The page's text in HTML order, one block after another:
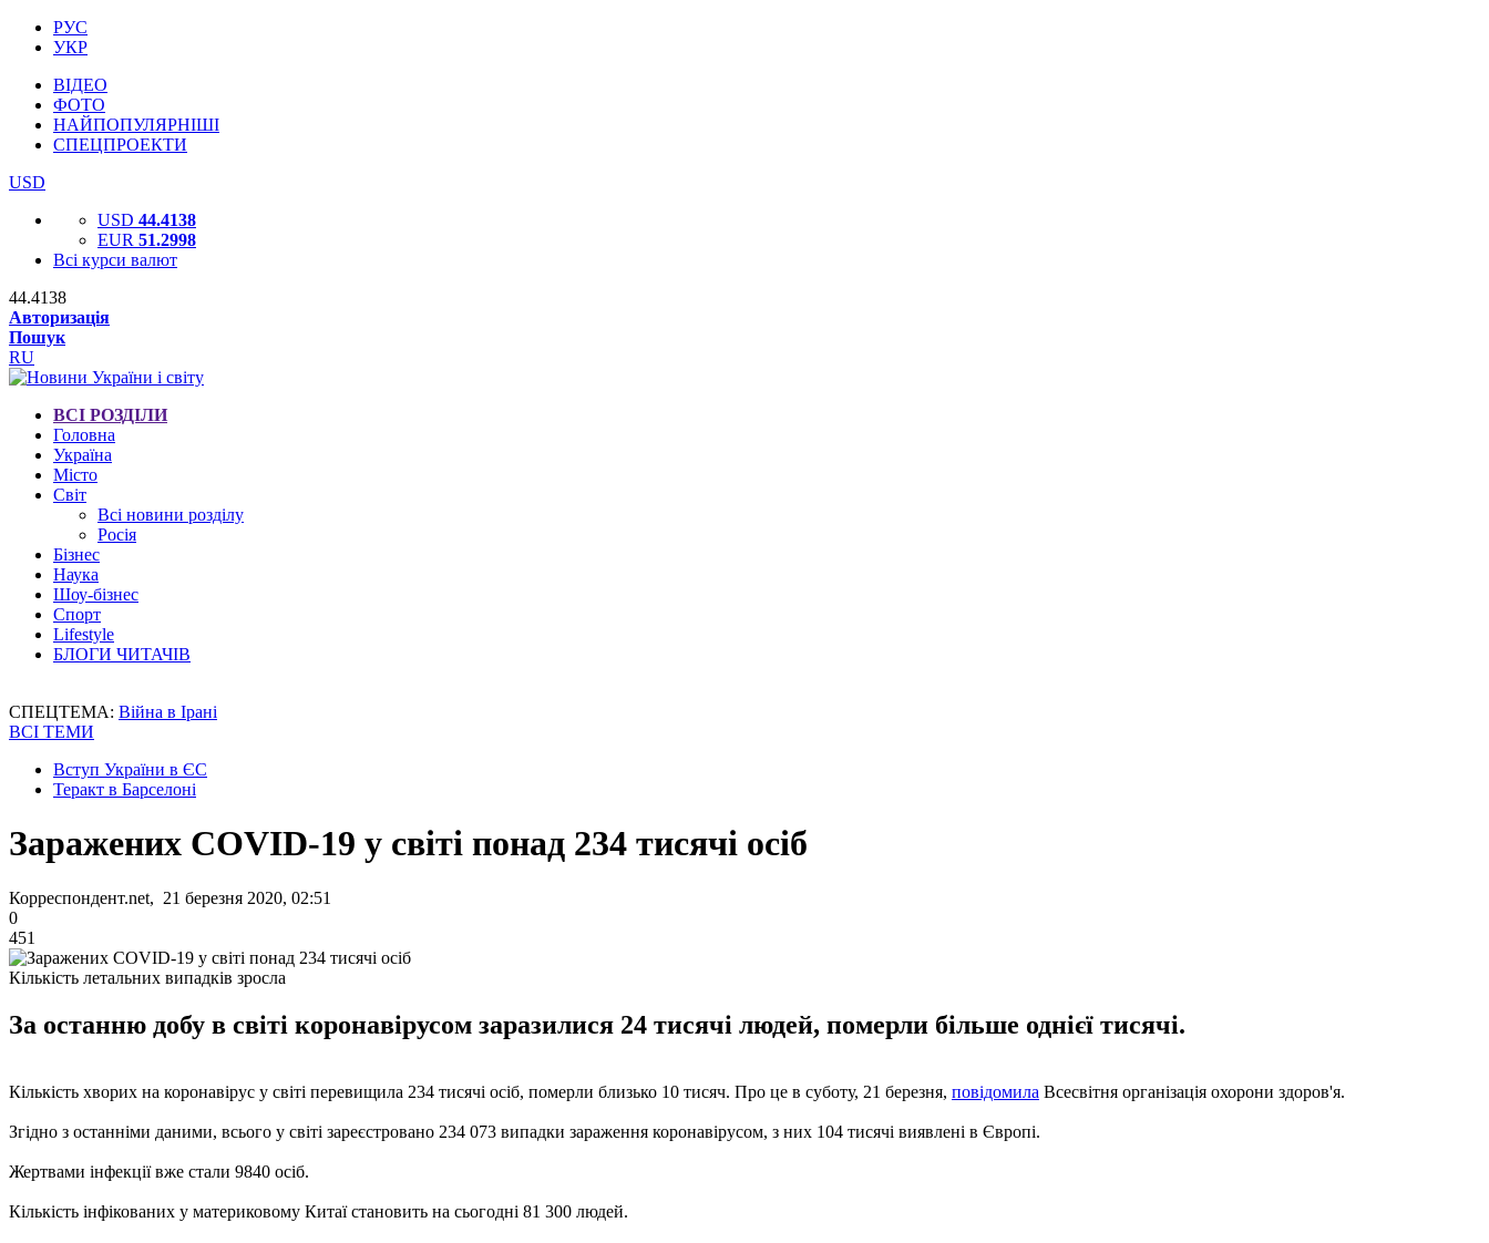
РУС
УКР
ВІДЕО
ФОТО
НАЙПОПУЛЯРНІШІ
СПЕЦПРОЕКТИ
USD
USD 44.4138
EUR 51.2998
Всі курси валют
44.4138
Авторизація
Пошук
RU
ВСІ РОЗДІЛИ
Головна
Україна
Місто
Світ
Всі новини розділу
Росія
Бізнес
Наука
Шоу-бізнес
Спорт
Lifestyle
БЛОГИ ЧИТАЧІВ
СПЕЦТЕМА: Війна в Ірані
ВСІ ТЕМИ
Вступ України в ЄС
Теракт в Барселоні
Заражених COVID-19 у світі понад 234 тисячі осіб
Корреспондент.net, 21 березня 2020, 02:51
0
451
Кількість летальних випадків зросла
За останню добу в світі коронавірусом заразилися 24 тисячі людей, померли більше однієї тисячі.
Кількість хворих на коронавірус у світі перевищила 234 тисячі осіб, померли близько 10 тисяч. Про це в суботу, 21 березня, повідомила Всесвітня організація охорони здоров'я.
Згідно з останніми даними, всього у світі зареєстровано 234 073 випадки зараження коронавірусом, з них 104 тисячі виявлені в Європі.
Жертвами інфекції вже стали 9840 осіб.
Кількість інфікованих у материковому Китаї становить на сьогодні 81 300 людей.